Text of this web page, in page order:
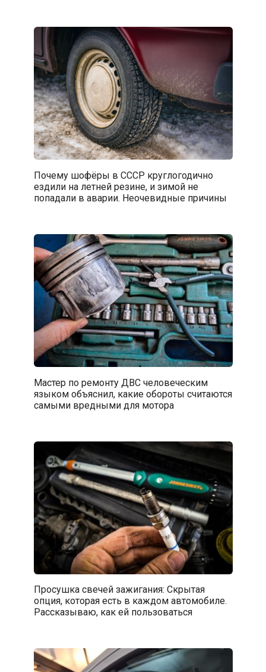
Почему шофёры в СССР круглогодично
ездили на летней резине, и зимой не
попадали в аварии. Неочевидные причины
Мастер по ремонту ДВС человеческим
языком объяснил, какие обороты считаются
самыми вредными для мотора
Просушка свечей зажигания: Скрытая
опция, которая есть в каждом автомобиле.
Рассказываю, как ей пользоваться